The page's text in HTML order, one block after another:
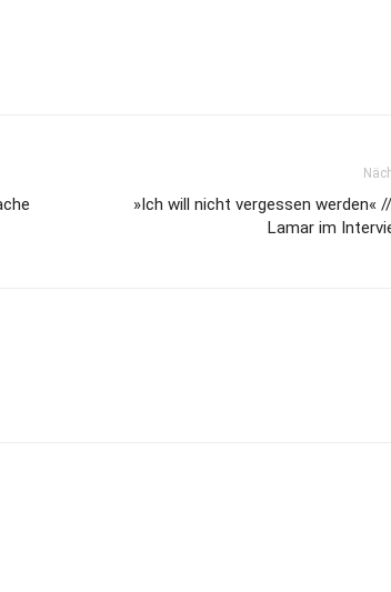
»Ich will nicht vergessen werden«
Lamar im